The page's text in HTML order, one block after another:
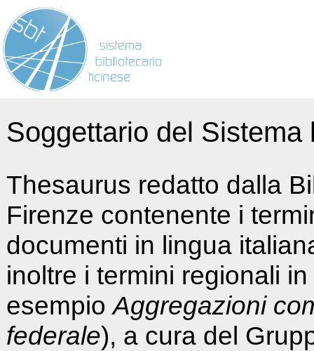
Soggettario del
Thesaurus redatto dalla
Firenze contenente i
documenti in lingua
inoltre i termini regionali
esempioAggregazioni
federale), a cura del